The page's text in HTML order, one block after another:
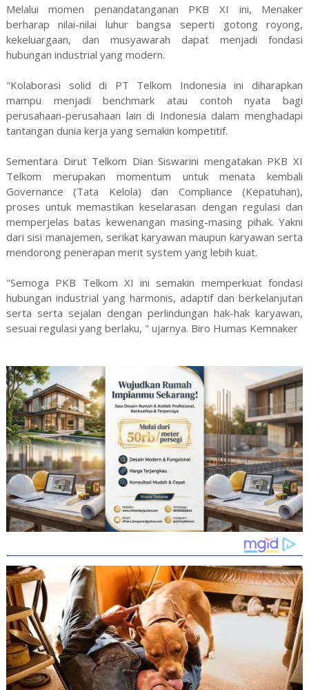
Melalui momen penandatanganan PKB XI ini, Menaker
berharap nilai-nilai luhur bangsa seperti gotong royong,
kekeluargaan, dan musyawarah dapat menjadi fondasi
hubungan industrial yang modern.
"Kolaborasi solid di PT Telkom Indonesia ini diharapkan
mampu menjadi benchmark atau contoh nyata bagi
perusahaan-perusahaan lain di Indonesia dalam menghadapi
tantangan dunia kerja yang semakin kompetitif.
Sementara Dirut Telkom Dian Siswarini mengatakan PKB XI
Telkom merupakan momentum untuk menata kembali
Governance (Tata Kelola) dan Compliance (Kepatuhan),
proses untuk memastikan keselarasan dengan regulasi dan
memperjelas batas kewenangan masing-masing pihak. Yakni
dari sisi manajemen, serikat karyawan maupun karyawan serta
mendorong penerapan merit system yang lebih kuat.
"Semoga PKB Telkom XI ini semakin memperkuat fondasi
hubungan industrial yang harmonis, adaptif dan berkelanjutan
serta serta sejalan dengan perlindungan hak-hak karyawan,
sesuai regulasi yang berlaku, " ujarnya. Biro Humas Kemnaker